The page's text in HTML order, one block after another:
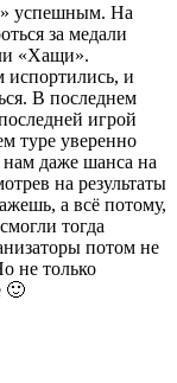
успешным. На
за медали
«Хащи».
и
В последнем
игрой
туре уверенно
даже шанса на
на результаты
а всё потому,
тогда
потом не
не только
🙂